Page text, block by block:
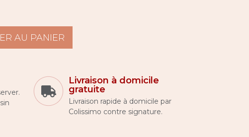
AU PANIER
Livraison à domicile
gratuite
Livraison rapide à domicile par
Colissimo contre signature.